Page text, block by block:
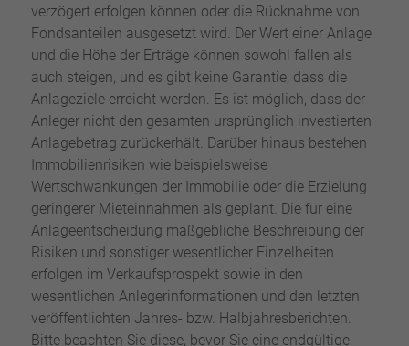
verzögert erfolgen können oder die Rücknahme von
Fondsanteilen ausgesetzt wird. Der Wert einer Anlage
und die Höhe der Erträge können sowohl fallen als
auch steigen, und es gibt keine Garantie, dass die
Anlageziele erreicht werden. Es ist möglich, dass der
Anleger nicht den gesamten ursprünglich investierten
Anlagebetrag zurückerhält. Darüber hinaus bestehen
Immobilienrisiken wie beispielsweise
Wertschwankungen der Immobilie oder die Erzielung
geringerer Mieteinnahmen als geplant. Die für eine
Anlageentscheidung maßgebliche Beschreibung der
Risiken und sonstiger wesentlicher Einzelheiten
erfolgen im Verkaufsprospekt sowie in den
wesentlichen Anlegerinformationen und den letzten
veröffentlichten Jahres- bzw. Halbjahresberichten.
Bitte beachten Sie diese, bevor Sie eine endgültige